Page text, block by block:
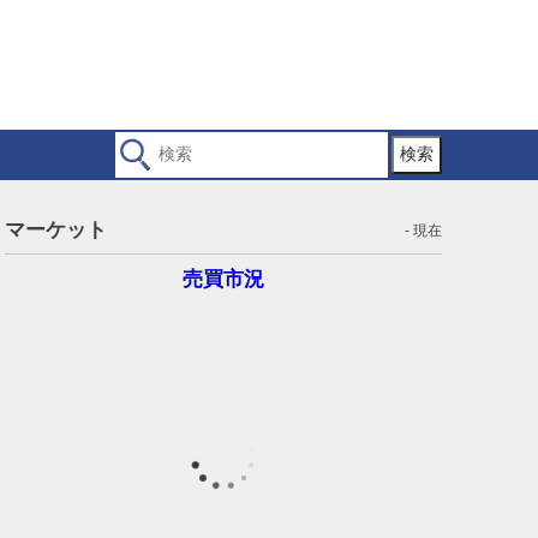
検索
マーケット - 現在
売買市況